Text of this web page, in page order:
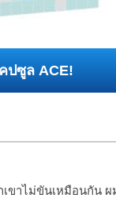
ปซูล ACE!
าไม่ขันเหมือนกัน ผม